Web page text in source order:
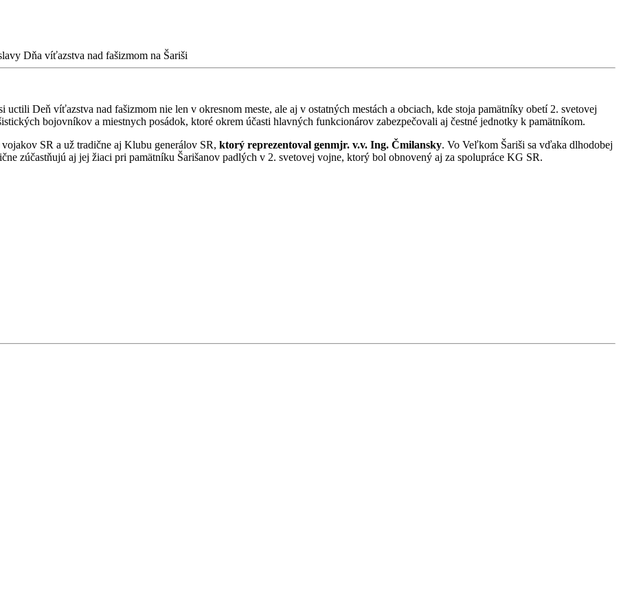
Dňa víťazstva nad fašizmom na Šariši
Deň víťazstva nad fašizmom nie len v okresnom meste, ale aj v ostatných mestách a obciach, kde stoja pamätníky obetí 2. svetovej
bojovníkov a miestnych posádok, ktoré okrem účasti hlavných funkcionárov zabezpečovali aj čestné jednotky k pamätníkom.
SR a už tradične aj Klubu generálov SR, ktorý reprezentoval genmjr. v.v. Ing. Čmilansky. Vo Veľkom Šariši sa vďaka dlhodobej
zúčastňujú aj jej žiaci pri pamätníku Šarišanov padlých v 2. svetovej vojne, ktorý bol obnovený aj za spolupráce KG SR.